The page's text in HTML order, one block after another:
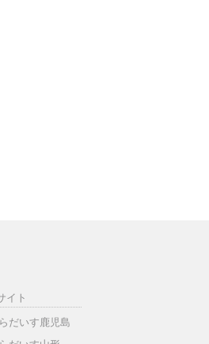
イト
だいす鹿児島